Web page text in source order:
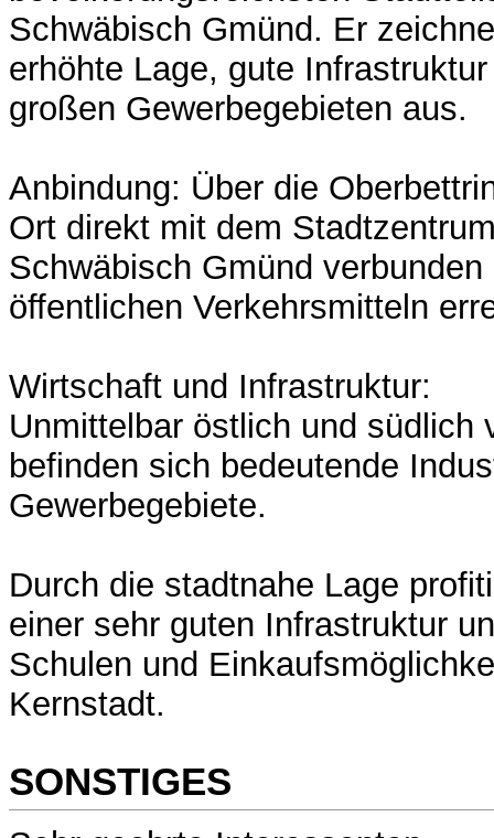
Schwäbisch Gmünd. Er
erhöhte Lage, gute
großen Gewerbegebieten aus.
Anbindung: Über die
Ort direkt mit dem
Schwäbisch Gmünd
öffentlichen Verkehrsmitteln
Wirtschaft und Infrastruktur:
Unmittelbar östlich und südlich
befinden sich bedeutende
Gewerbegebiete.
Durch die stadtnahe Lage
einer sehr guten Infrastruktur
Schulen und
Kernstadt.
SONSTIGES